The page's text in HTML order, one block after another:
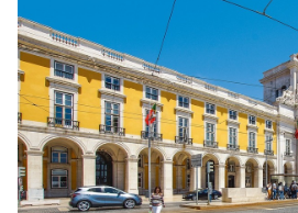
０１｜ドン・ルイス1世橋
０２｜レロ・イ・イルマオン (レロ書
０３｜サン・ベント駅
０４｜ポルト大聖堂